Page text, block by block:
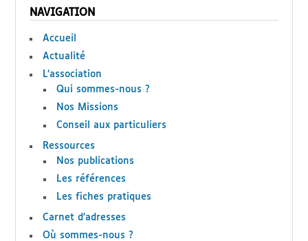
NAVIGATION
Accueil
Actualité
L’association
Qui sommes-nous ?
Nos Missions
Conseil aux particuliers
Ressources
Nos publications
Les références
Les fiches pratiques
Carnet d’adresses
Où sommes-nous ?